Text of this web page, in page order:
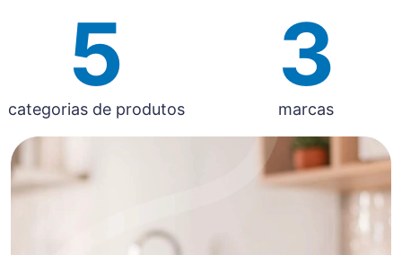
5
categorias de produtos
3
marcas